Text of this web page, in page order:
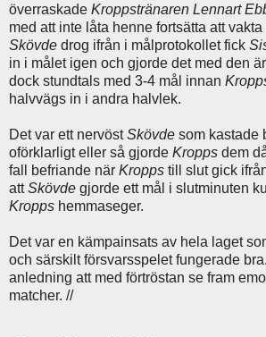
överraskade Kroppstränaren Lennart
med att inte låta henne fortsätta att
Skövde drog ifrån i målprotokollet fick
in i målet igen och gjorde det med den
dock stundtals med 3-4 mål innan
halvvägs in i andra halvlek.
Det var ett nervöstSkövde som kastade
oförklarligt eller så gjorde Kropps dem
fall befriande när Kropps till slut gick
attSkövde gjorde ett mål i slutminuten
Kropps hemmaseger.
Det var en kämpainsats av hela laget
och särskilt försvarsspelet fungerade
anledning att med förtröstan se fram
matcher. //